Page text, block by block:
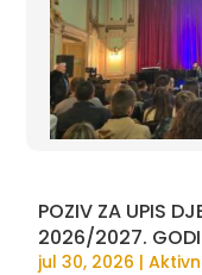
POZIV ZA UPIS
2026/2027.
jul 30, 2026 |